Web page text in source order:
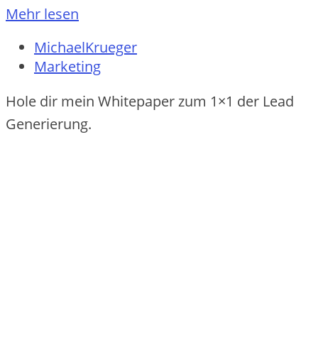
Mehr lesen
MichaelKrueger
Marketing
Hole dir mein Whitepaper zum 1×1 der Lead
Generierung.